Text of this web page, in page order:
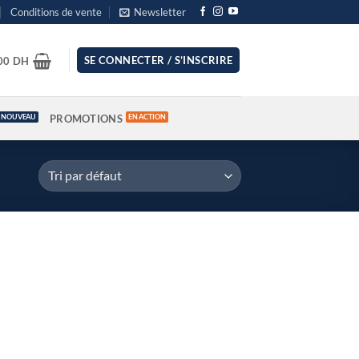
Conditions de vente Newsletter
DH SE CONNECTER / S’INSCRIRE
PROMOTIONS